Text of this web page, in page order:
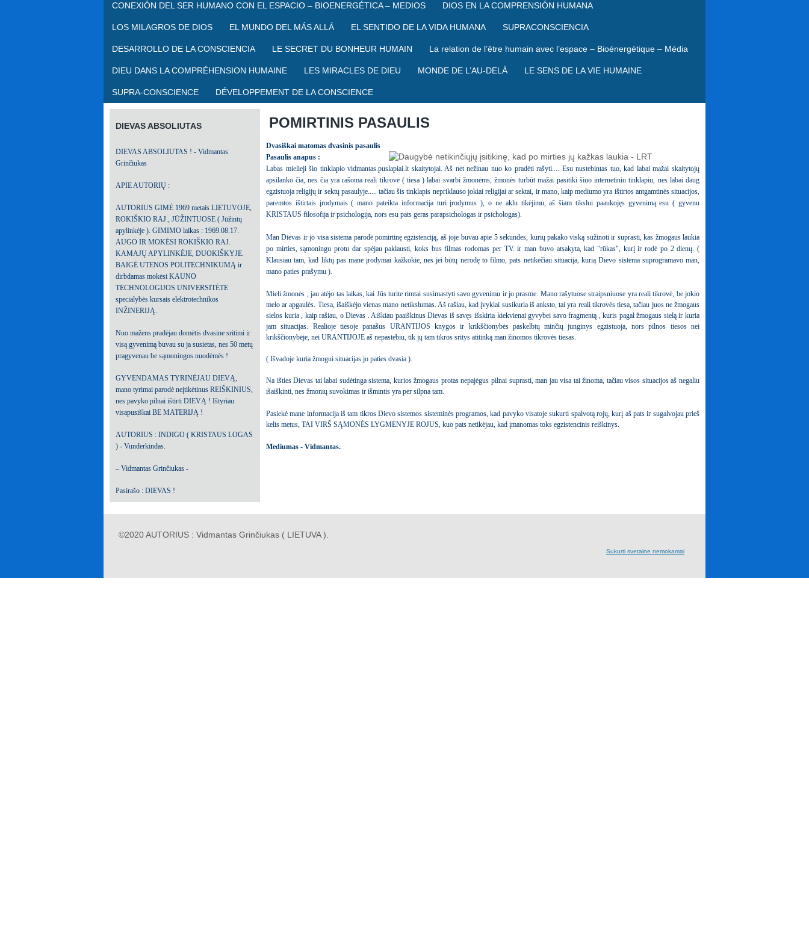
CONEXIÓN DEL SER HUMANO CON EL ESPACIO – BIOENERGÉTICA – MEDIOS DIOS EN LA COMPRENSIÓN HUMANA
LOS MILAGROS DE DIOS EL MUNDO DEL MÁS ALLÁ EL SENTIDO DE LA VIDA HUMANA SUPRACONSCIENCIA
DESARROLLO DE LA CONSCIENCIA LE SECRET DU BONHEUR HUMAIN La relation de l’être humain avec l’espace – Bioénergétique – Média
DIEU DANS LA COMPRÉHENSION HUMAINE LES MIRACLES DE DIEU MONDE DE L’AU-DELÀ LE SENS DE LA VIE HUMAINE
SUPRA-CONSCIENCE DÉVELOPPEMENT DE LA CONSCIENCE
POMIRTINIS PASAULIS
Dvasiškai matomas dvasinis pasaulis
Pasaulis anapus :
Labas mielieji šio tinklapio vidmantas.puslapiai.lt skaitytojai. Aš net nežinau nuo ko pradėti rašyti.... Esu nustebintas tuo, kad labai mažai skaitytojų
apsilanko čia, nes čia yra rašoma reali tikrovė ( tiesa ) labai svarbi žmonėms, žmonės turbūt mažai pasitiki šiuo internetiniu tinklapiu, nes labai daug
egzistuoja religijų ir sektų pasaulyje..... tačiau šis tinklapis nepriklauso jokiai religijai ar sektai, ir mano, kaip mediumo yra ištirtos antgamtinės situacijos,
paremtos ištirtais įrodymais ( mano pateikta informacija turi įrodymus ), o ne aklu tikėjimu, aš šiam tikslui paaukojęs gyvenimą esu ( gyvenu
KRISTAUS filosofija ir psichologija, nors esu pats geras parapsichologas ir psichologas).
Man Dievas ir jo visa sistema parodė pomirtinę egzistenciją, aš joje buvau apie 5 sekundes, kurių pakako viską sužinoti ir suprasti, kas žmogaus laukia
po mirties, sąmoningu protu dar spėjau paklausti, koks bus filmas rodomas per TV. ir man buvo atsakyta, kad "rūkas", kurį ir rodė po 2 dienų. (
Klausiau tam, kad liktų pas mane įrodymai kažkokie, nes jei būtų nerodę to filmo, pats netikėčiau situacija, kurią Dievo sistema suprogramavo man,
mano paties prašymu ).
Mieli žmonės , jau atėjo tas laikas, kai Jūs turite rimtai susimastyti savo gyvenimu ir jo prasme. Mano rašytuose straipsniuose yra reali tikrovė, be jokio
melo ar apgaulės. Tiesa, išaiškėjo vienas mano netikslumas. Aš rašiau, kad įvykiai susikuria iš anksto, tai yra reali tikrovės tiesa, tačiau juos ne žmogaus
sielos kuria , kaip rašiau, o Dievas . Aiškiau paaiškinus Dievas iš savęs išskiria kiekvienai gyvybei savo fragmentą , kuris pagal žmogaus sielą ir kuria
jam situacijas. Realioje tiesoje panašus URANTIJOS knygos ir krikščionybės paskelbtų minčių junginys egzistuoja, nors pilnos tiesos nei
krikščionybėje, nei URANTIJOJE aš nepastebiu, tik jų tam tikros sritys atitinką man žinomos tikrovės tiesas.
( Išvadoje kuria žmogui situacijas jo paties dvasia ).
Na išties Dievas tai labai sudėtinga sistema, kurios žmogaus protas nepajėgus pilnai suprasti, man jau visa tai žinoma, tačiau visos situacijos aš negaliu
išaiškinti, nes žmonių suvokimas ir išmintis yra per silpna tam.
Pasiekė mane informacija iš tam tikros Dievo sistemos sisteminės programos, kad pavyko visatoje sukurti spalvotą rojų, kurį aš pats ir sugalvojau prieš
kelis metus, TAI VIRŠ SĄMONĖS LYGMENYJE ROJUS, kuo pats netikėjau, kad įmanomas toks egzistencinis reiškinys.
Mediumas - Vidmantas.
DIEVAS ABSOLIUTAS
DIEVAS ABSOLIUTAS ! - Vidmantas
Grinčiukas
APIE AUTORIŲ :
AUTORIUS GIMĖ 1969 metais LIETUVOJE,
ROKIŠKIO RAJ., JŪŽINTUOSE ( Jūžintų
apylinkėje ). GIMIMO laikas : 1969.08.17.
AUGO IR MOKĖSI ROKIŠKIO RAJ.
KAMAJŲ APYLINKĖJE, DUOKIŠKYJE.
BAIGĖ UTENOS POLITECHNIKUMĄ ir
dirbdamas mokėsi KAUNO
TECHNOLOGIJOS UNIVERSITĖTE
specialybės kursais elektrotechnikos
INŽINERIJĄ.
Nuo mažens pradėjau domėtis dvasine sritimi ir
visą gyvenimą buvau su ja susietas, nes 50 metų
pragyvenau be sąmoningos nuodėmės !
GYVENDAMAS TYRINĖJAU DIEVĄ,
mano tyrimai parodė neįtikėtinus REIŠKINIUS,
nes pavyko pilnai ištirti DIEVĄ ! Ištyriau
visapusiškai BE MATERIJĄ !
AUTORIUS : INDIGO ( KRISTAUS LOGAS
) - Vunderkindas.
– Vidmantas Grinčiukas -
Pasirašo : DIEVAS !
©2020 AUTORIUS : Vidmantas Grinčiukas ( LIETUVA ).
Sukurti svetaine nemokamai